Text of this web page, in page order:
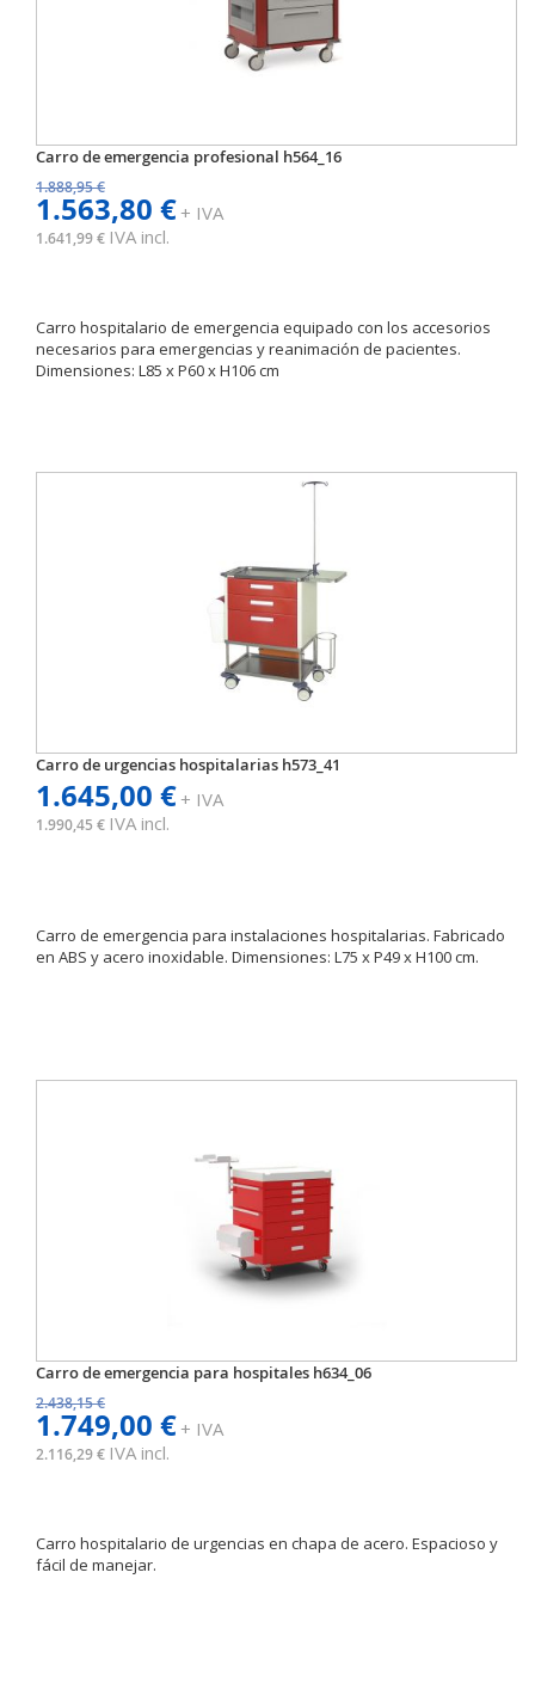
Carro de emergencia profesional h564_16
1.888,95 €
1.563,80 €+ IVA
1.641,99 € IVA incl.
Carro hospitalario de emergencia equipado con los accesorios
necesarios para emergencias y reanimación de pacientes.
Dimensiones: L85 x P60 x H106 cm
Carro de urgencias hospitalarias h573_41
1.645,00 €+ IVA
1.990,45 € IVA incl.
Carro de emergencia para instalaciones hospitalarias. Fabricado
en ABS y acero inoxidable. Dimensiones: L75 x P49 x H100 cm.
Carro de emergencia para hospitales h634_06
2.438,15 €
1.749,00 €+ IVA
2.116,29 € IVA incl.
Carro hospitalario de urgencias en chapa de acero. Espacioso y
fácil de manejar.